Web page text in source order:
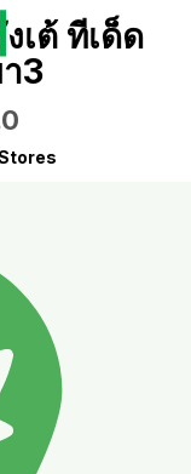
เต้ ทีเด็ด
3